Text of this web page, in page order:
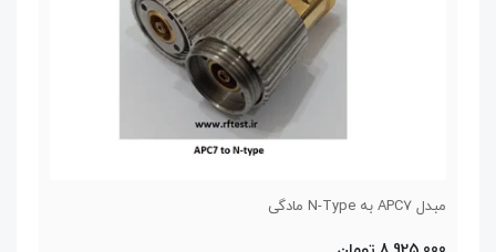
مبدل APC7 به N-Type مادگی